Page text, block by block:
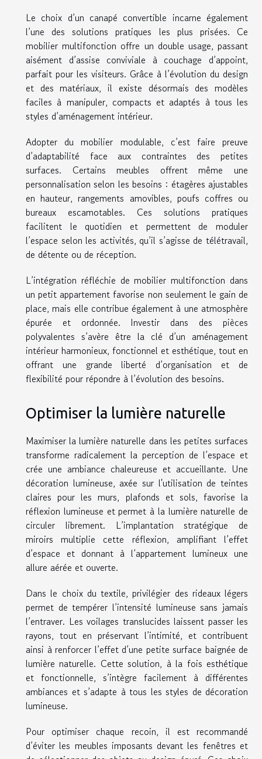
Le choix d’un canapé convertible incarne également
l’une des solutions pratiques les plus prisées. Ce
mobilier multifonction offre un double usage, passant
aisément d’assise conviviale à couchage d’appoint,
parfait pour les visiteurs. Grâce à l’évolution du design
et des matériaux, il existe désormais des modèles
faciles à manipuler, compacts et adaptés à tous les
styles d’aménagement intérieur.
Adopter du mobilier modulable, c’est faire preuve
d’adaptabilité face aux contraintes des petites
surfaces. Certains meubles offrent même une
personnalisation selon les besoins : étagères ajustables
en hauteur, rangements amovibles, poufs coffres ou
bureaux escamotables. Ces solutions pratiques
facilitent le quotidien et permettent de moduler
l’espace selon les activités, qu’il s’agisse de télétravail,
de détente ou de réception.
L’intégration réfléchie de mobilier multifonction dans
un petit appartement favorise non seulement le gain de
place, mais elle contribue également à une atmosphère
épurée et ordonnée. Investir dans des pièces
polyvalentes s’avère être la clé d’un aménagement
intérieur harmonieux, fonctionnel et esthétique, tout en
offrant une grande liberté d’organisation et de
flexibilité pour répondre à l’évolution des besoins.
Optimiser la lumière naturelle
Maximiser la lumière naturelle dans les petites surfaces
transforme radicalement la perception de l’espace et
crée une ambiance chaleureuse et accueillante. Une
décoration lumineuse, axée sur l'utilisation de teintes
claires pour les murs, plafonds et sols, favorise la
réflexion lumineuse et permet à la lumière naturelle de
circuler librement. L’implantation stratégique de
miroirs multiplie cette réflexion, amplifiant l’effet
d’espace et donnant à l’appartement lumineux une
allure aérée et ouverte.
Dans le choix du textile, privilégier des rideaux légers
permet de tempérer l’intensité lumineuse sans jamais
l’entraver. Les voilages translucides laissent passer les
rayons, tout en préservant l’intimité, et contribuent
ainsi à renforcer l’effet d’une petite surface baignée de
lumière naturelle. Cette solution, à la fois esthétique
et fonctionnelle, s’intègre facilement à différentes
ambiances et s’adapte à tous les styles de décoration
lumineuse.
Pour optimiser chaque recoin, il est recommandé
d’éviter les meubles imposants devant les fenêtres et